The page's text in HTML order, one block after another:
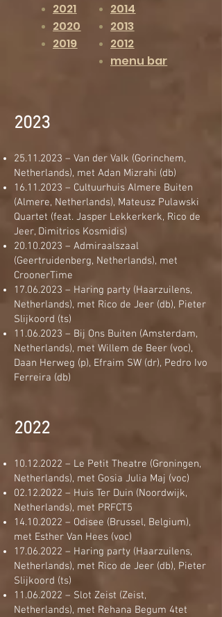
2021
2020
2019
2014
2013
2012
menu bar
2023
25.11.2023 – Van der Valk (Gorinchem,
Netherlands), met Adan Mizrahi (db)
16.11.2023 – Cultuurhuis Almere Buiten
(Almere, Netherlands), Mateusz Pulawski
Quartet (feat. Jasper Lekkerkerk, Rico de
Jeer, Dimitrios Kosmidis)
20.10.2023 – Admiraalszaal
(Geertruidenberg, Netherlands), met
CroonerTime
17.06.2023 – Haring party (Haarzuilens,
Netherlands), met Rico de Jeer (db), Pieter
Slijkoord (ts)
11.06.2023 – Bij Ons Buiten (Amsterdam,
Netherlands), met Willem de Beer (voc),
Daan Herweg (p), Efraim SW (dr), Pedro Ivo
Ferreira (db)
2022
10.12.2022 – Le Petit Theatre (Groningen,
Netherlands), met Gosia Julia Maj (voc)
02.12.2022 – Huis Ter Duin (Noordwijk,
Netherlands), met PRFCT5
14.10.2022 – Odisee (Brussel, Belgium),
met Esther Van Hees (voc)
17.06.2022 – Haring party (Haarzuilens,
Netherlands), met Rico de Jeer (db), Pieter
Slijkoord (ts)
11.06.2022 – Slot Zeist (Zeist,
Netherlands), met Rehana Begum 4tet